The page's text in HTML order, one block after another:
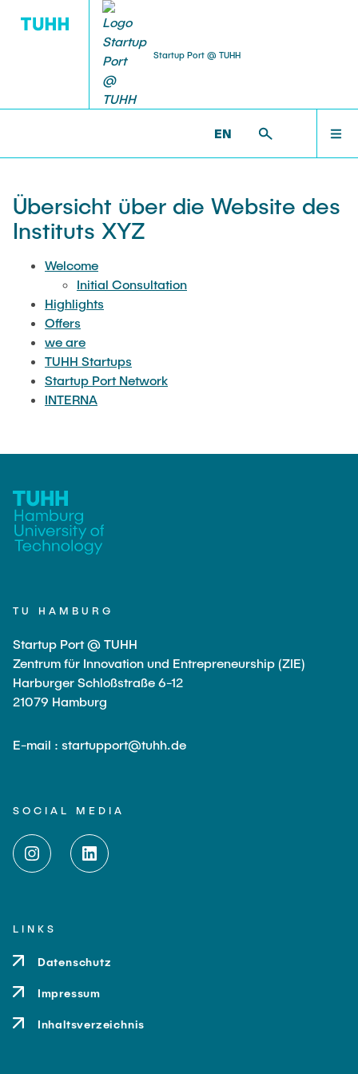
Startup Port @ TUHH
EN
OFFERS
WE ARE
TUHH STARTUPS
INHALTSVERZEICHNIS
Übersicht über die Website des
Instituts XYZ
Welcome
Initial Consultation
Highlights
Offers
we are
TUHH Startups
Startup Port Network
INTERNA
TU HAMBURG
Startup Port @ TUHH
Zentrum für Innovation und Entrepreneurship (ZIE)
Harburger Schloßstraße 6-12
21079 Hamburg
E-mail : startupport@tuhh.de
SOCIAL MEDIA
LINKS
Datenschutz
Impressum
Inhaltsverzeichnis